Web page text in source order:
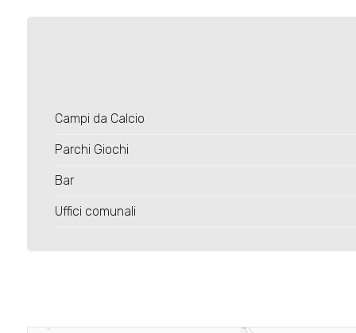
Campi da Calcio
Parchi Giochi
Bar
Uffici comunali